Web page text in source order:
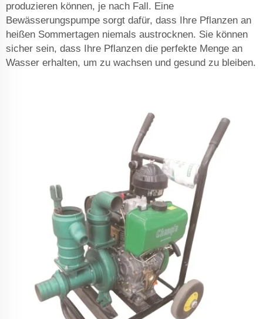
produzieren können, je nach Fall. Eine
Bewässerungspumpe sorgt dafür, dass Ihre Pflanzen an
heißen Sommertagen niemals austrocknen. Sie können
sicher sein, dass Ihre Pflanzen die perfekte Menge an
Wasser erhalten, um zu wachsen und gesund zu bleiben.